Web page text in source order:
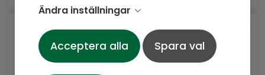
Ändra inställningar
Acceptera alla Spara val